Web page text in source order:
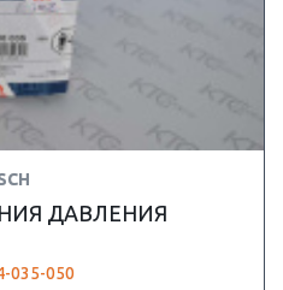
ДАВЛЕНИЯ
035-050